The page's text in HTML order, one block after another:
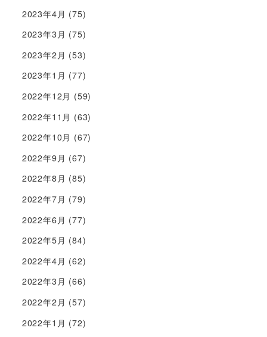
2023年4月 (75)
2023年3月 (75)
2023年2月 (53)
2023年1月 (77)
2022年12月 (59)
2022年11月 (63)
2022年10月 (67)
2022年9月 (67)
2022年8月 (85)
2022年7月 (79)
2022年6月 (77)
2022年5月 (84)
2022年4月 (62)
2022年3月 (66)
2022年2月 (57)
2022年1月 (72)